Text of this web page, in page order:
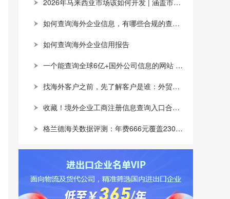
2026年马来西亚市场该如何开发 | 涵盖市场概况，产品机会及开发渠道
如何查询海外企业信息，有哪些合规的查询渠道？
如何查询海外企业信用报告
一个能查询全球6亿+国外公司信息的网站 | 涵盖注册信息，股权架构，财务情况，信用报告
找海外客户之前，先了解客户是谁：外贸企业如何用全球企业数据提升开发效率
收藏！境外企业工商注册信息查询入口合集，跨境背调看这一篇就够了
格兰德海关数据评测：年费666元覆盖230个国家和地区，SOHO和中小企业的高性价比之选